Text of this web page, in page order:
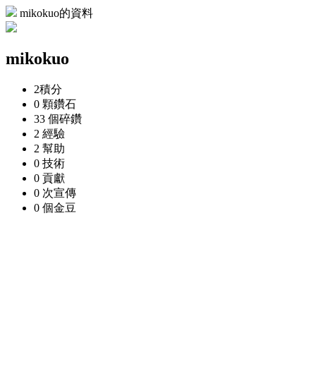
mikokuo的資料
mikokuo
2積分
0 顆鑽石
33 個碎鑽
2 經驗
2 幫助
0 技術
0 貢獻
0 次宣傳
0 個金豆